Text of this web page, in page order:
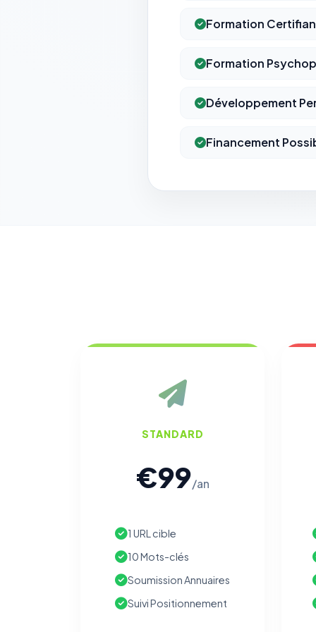
Formation
Formation
Développement
Financement
STANDARD
€99/an
1 URL cible
10 Mots-clés
Soumission Annuaires
Suivi Positionnement